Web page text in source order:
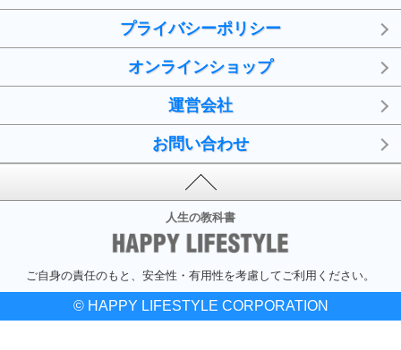
プライバシーポリシー
オンラインショップ
運営会社
お問い合わせ
人生の教科書
ご自身の責任のもと、安全性・有用性を考慮してご利用ください。
© HAPPY LIFESTYLE CORPORATION